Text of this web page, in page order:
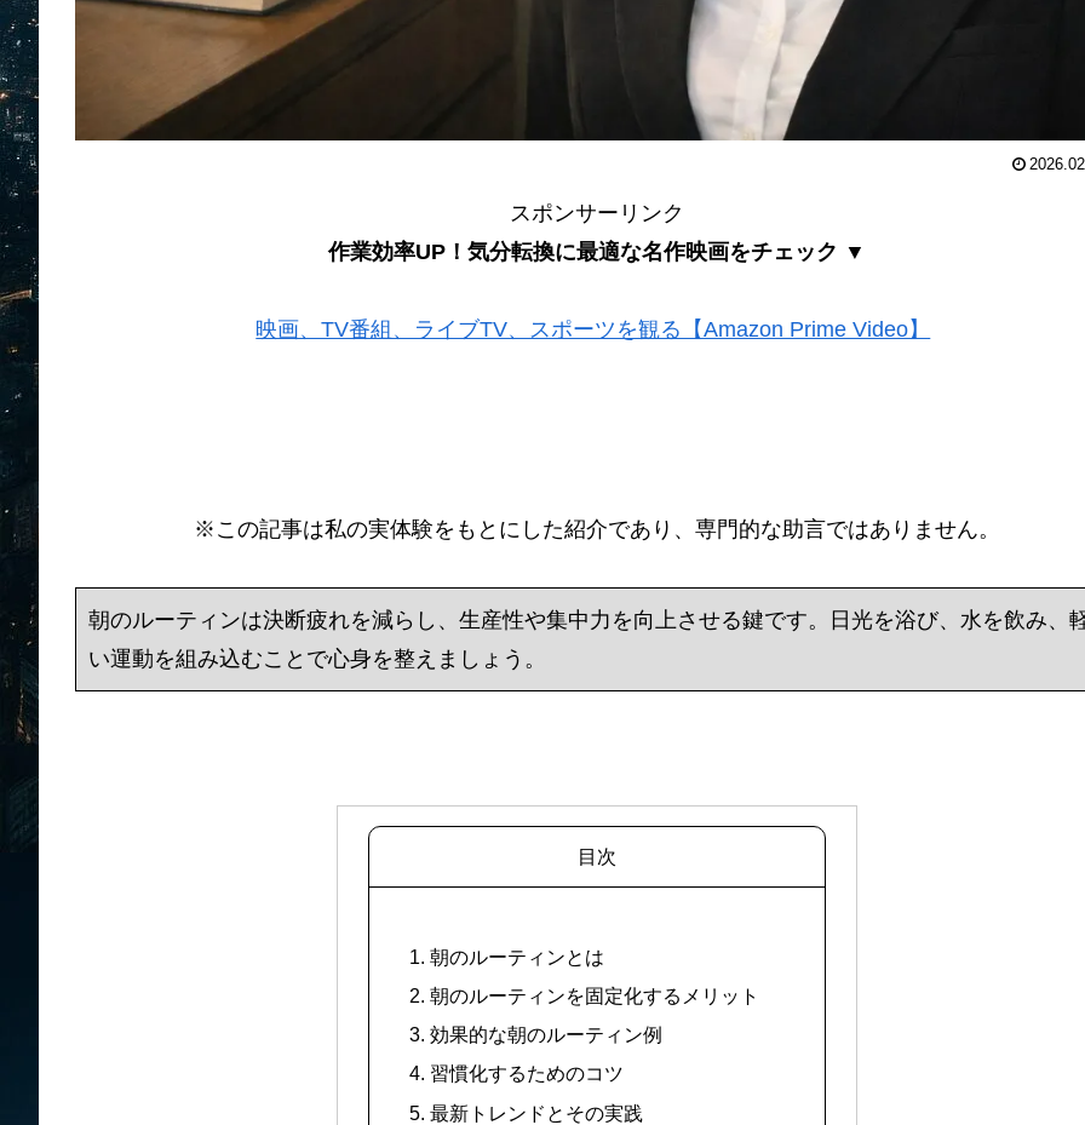
スポンサーリンク
作業効率UP！気分転換に最適な名作映画をチェック ▼
映画、TV番組、ライブTV、スポーツを観る【Amazon Prime Video】
※この記事は私の実体験をもとにした紹介であり、専門的な助言ではありません。
朝のルーティンは決断疲れを減らし、生産性や集中力を向上させる鍵です。日光を浴び、水を飲み、
い運動を組み込むことで心身を整えましょう。
目次
1. 朝のルーティンとは
2. 朝のルーティンを固定化するメリット
3. 効果的な朝のルーティン例
4. 習慣化するためのコツ
5. 最新トレンドとその実践